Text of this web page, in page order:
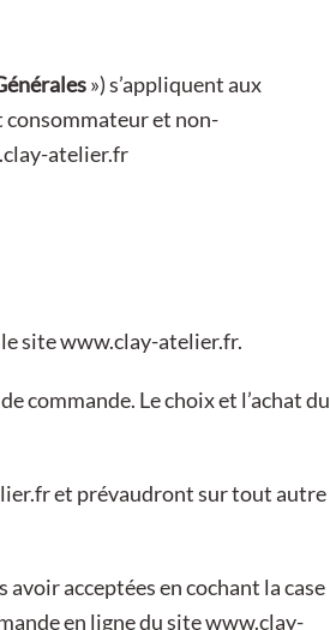
») s’appliquent aux
consommateur et non-
atelier.fr
sitewww.clay-atelier.fr.
commande. Le choix et l’achat du
et prévaudront sur tout autre
acceptées en cochant la case
en ligne du site www.clay-